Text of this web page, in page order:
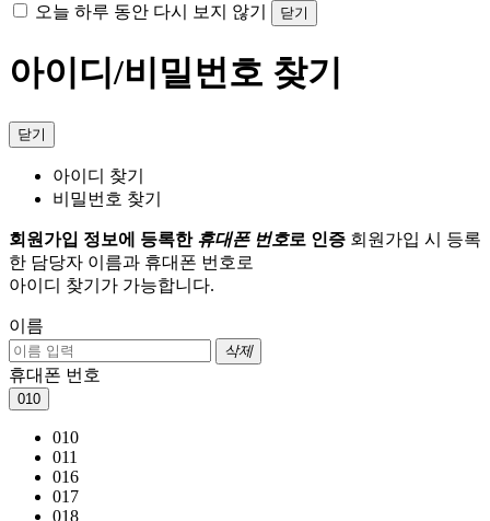
오늘 하루 동안 다시 보지 않기 닫기
아이디/비밀번호 찾기
닫기
아이디 찾기
비밀번호 찾기
회원가입 정보에 등록한 휴대폰 번호로 인증 회원가입 시 등록
한 담당자 이름과 휴대폰 번호로
아이디 찾기가 가능합니다.
이름
삭제
휴대폰 번호
010
010
011
016
017
018